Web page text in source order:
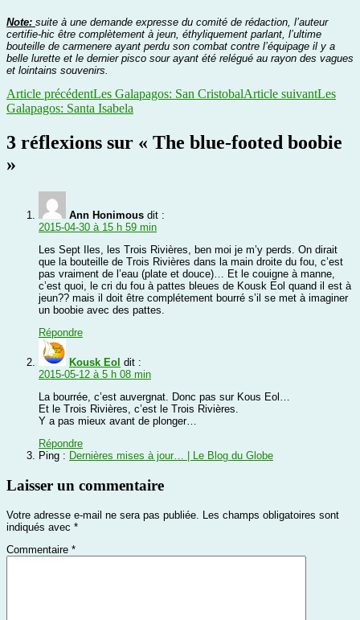
Note: suite à une demande expresse du comité de rédaction, l’auteur
certifie-hic être complètement à jeun, éthyliquement parlant, l’ultime
bouteille de carmenere ayant perdu son combat contre l’équipage il y a
belle lurette et le dernier pisco sour ayant été relégué au rayon des vagues
et lointains souvenirs.
Navigation
des
articles
Article précédentLes Galapagos: San CristobalArticle suivantLes
Galapagos: Santa Isabela
3 réflexions sur « The blue-footed boobie
»
Ann Honimous dit :
2015-04-30 à 15 h 59 min
Les Sept Iles, les Trois Rivières, ben moi je m’y perds. On dirait
que la bouteille de Trois Rivières dans la main droite du fou, c’est
pas vraiment de l’eau (plate et douce)… Et le couigne à manne,
c’est quoi, le cri du fou à pattes bleues de Kousk Eol quand il est à
jeun?? mais il doit être complétement bourré s’il se met à imaginer
un boobie avec des pattes.
Répondre
Kousk Eol dit :
2015-05-12 à 5 h 08 min
La bourrée, c’est auvergnat. Donc pas sur Kous Eol…
Et le Trois Rivières, c’est le Trois Rivières.
Y a pas mieux avant de plonger…
Répondre
Ping : Dernières mises à jour… | Le Blog du Globe
Laisser un commentaire
Votre adresse e-mail ne sera pas publiée. Les champs obligatoires sont
indiqués avec *
Commentaire *